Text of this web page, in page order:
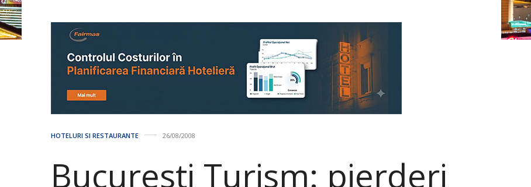
HOTELURI SI RESTAURANTE 26/08/2008
Bucuresti Turism: pierderi